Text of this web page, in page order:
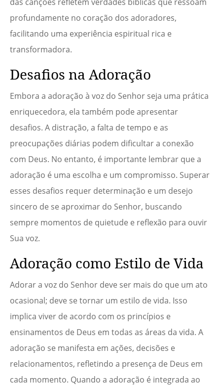
profundamente no coração dos adoradores,
facilitando uma experiência espiritual rica e
transformadora.
Desafios na Adoração
Embora a adoração à voz do Senhor seja uma prática
enriquecedora, ela também pode apresentar
desafios. A distração, a falta de tempo e as
preocupações diárias podem dificultar a conexão
com Deus. No entanto, é importante lembrar que a
adoração é uma escolha e um compromisso. Superar
esses desafios requer determinação e um desejo
sincero de se aproximar do Senhor, buscando
sempre momentos de quietude e reflexão para ouvir
Sua voz.
Adoração como Estilo de Vida
Adorar a voz do Senhor deve ser mais do que um ato
ocasional; deve se tornar um estilo de vida. Isso
implica viver de acordo com os princípios e
ensinamentos de Deus em todas as áreas da vida. A
adoração se manifesta em ações, decisões e
relacionamentos, refletindo a presença de Deus em
cada momento. Quando a adoração é integrada ao